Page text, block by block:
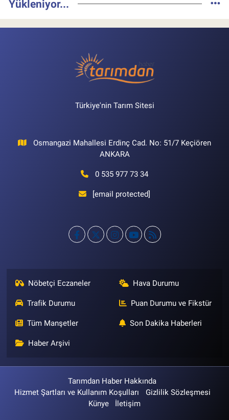
Yükleniyor...
Türkiye'nin Tarım Sitesi
Osmangazi Mahallesi Erdinç Cad. No: 51/7 Keçiören
ANKARA
0 535 977 73 34
[email protected]
Nöbetçi Eczaneler Hava Durumu
Trafik Durumu Puan Durumu ve Fikstür
Tüm Manşetler Son Dakika Haberleri
Haber Arşivi
Tarımdan Haber Hakkında
Hizmet Şartları ve Kullanım Koşulları
Gizlilik Sözleşmesi
Künye
İletişim